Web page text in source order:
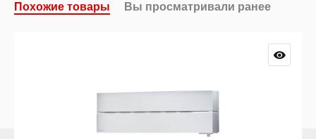
Похожие товары Вы просматривали ранее